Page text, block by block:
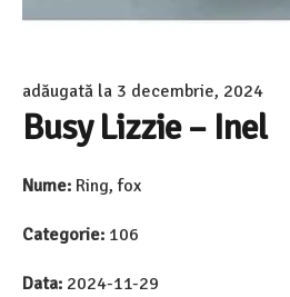
adăugată la 3 decembrie, 2024
Busy Lizzie – Inel
Nume: Ring, fox
Categorie: 106
Data: 2024-11-29